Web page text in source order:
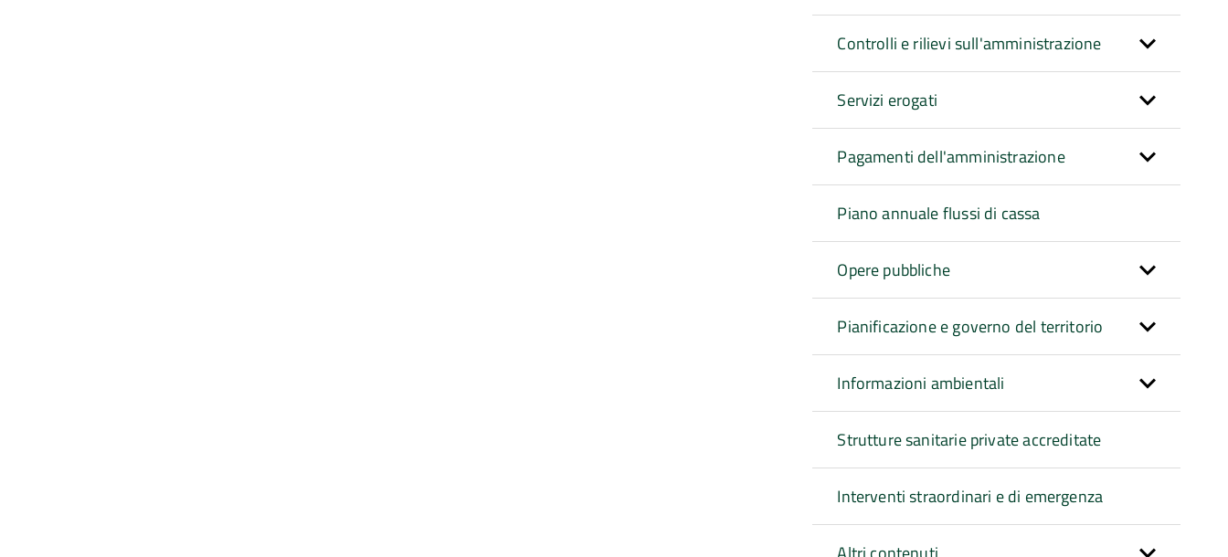
Controlli e rilievi sull'amministrazione
Servizi erogati
Pagamenti dell'amministrazione
Piano annuale flussi di cassa
Opere pubbliche
Pianificazione e governo del territorio
Informazioni ambientali
Strutture sanitarie private accreditate
Interventi straordinari e di emergenza